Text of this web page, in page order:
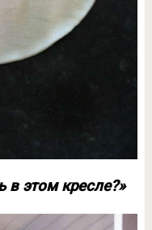
в этом кресле?»